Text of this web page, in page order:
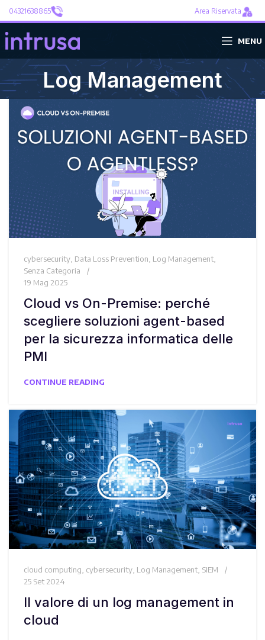
04321638865 Area Riservata
MENU
Log Management
cybersecurity, Data Loss Prevention, Log Management,
Senza Categoria
19 Mag 2025
Cloud vs On-Premise: perché
scegliere soluzioni agent-based
per la sicurezza informatica delle
PMI
CONTINUE READING
cloud computing, cybersecurity, Log Management, SIEM
25 Set 2024
Il valore di un log management in
cloud